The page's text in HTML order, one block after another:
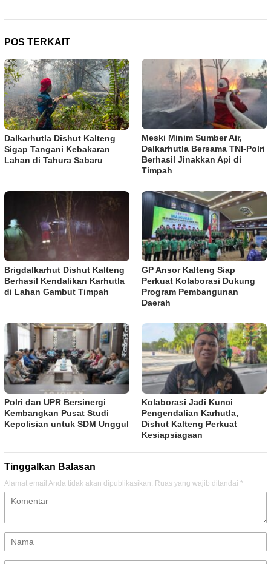
POS TERKAIT
Dalkarhutla Dishut Kalteng
Sigap Tangani Kebakaran
Lahan di Tahura Sabaru
Meski Minim Sumber Air,
Dalkarhutla Bersama TNI-Polri
Berhasil Jinakkan Api di
Timpah
Brigdalkarhut Dishut Kalteng
Berhasil Kendalikan Karhutla
di Lahan Gambut Timpah
GP Ansor Kalteng Siap
Perkuat Kolaborasi Dukung
Program Pembangunan
Daerah
Polri dan UPR Bersinergi
Kembangkan Pusat Studi
Kepolisian untuk SDM Unggul
Kolaborasi Jadi Kunci
Pengendalian Karhutla,
Dishut Kalteng Perkuat
Kesiapsiagaan
Tinggalkan Balasan
Alamat email Anda tidak akan dipublikasikan. Ruas yang wajib ditandai *